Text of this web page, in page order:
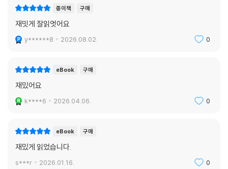
종이책 구매
재밋게 잘읽엇어요
y******8 2026.08.02. 0
eBook 구매
재밌어요
k****6 2026.04.06. 0
eBook 구매
재밌게 읽었습니다.
s***r 2026.01.16. 0